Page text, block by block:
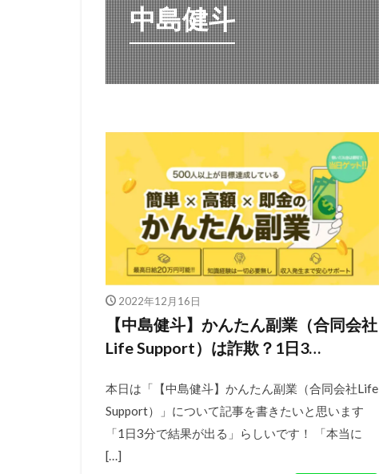
中島健斗
2022年12月16日
【中島健斗】かんたん副業（合同会社
Life Support）は詐欺？1日3…
本日は「【中島健斗】かんたん副業（合同会社Life
Support）」について記事を書きたいと思います
「1日3分で結果が出る」らしいです！ 「本当に
[…]